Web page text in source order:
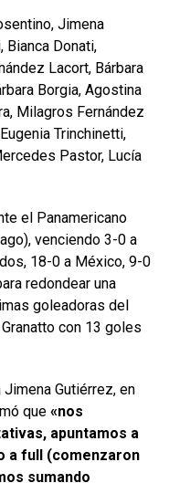
Jimena
Bianca Donati,
Lacort, Bárbara
Borgia, Agostina
Milagros Fernández
Trinchinetti,
Pastor, Lucía
el Panamericano
venciendo 3-0 a
18-0 a México, 9-0
redondear una
goleadoras del
con 13 goles
Gutiérrez, en
que «nos
apuntamos a
a full (comenzaron
sumando